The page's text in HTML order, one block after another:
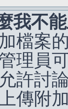
我不
檔案
理員
許討
傳附